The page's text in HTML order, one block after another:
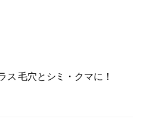
ス 毛穴とシミ・クマに！